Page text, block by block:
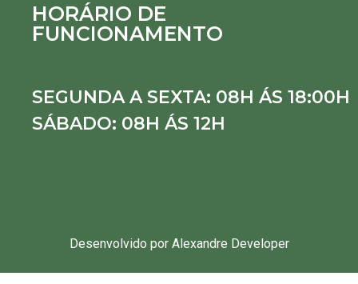
HORÁRIO DE
FUNCIONAMENTO
SEGUNDA A SEXTA: 08H ÁS 18:00H
SÁBADO: 08H ÁS 12H
Desenvolvido por Alexandre Developer